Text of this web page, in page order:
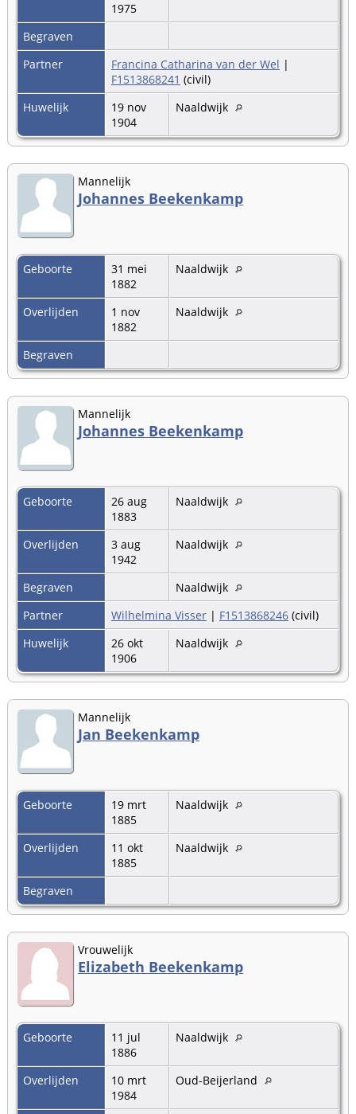
1975
Begraven
Partner
Francina Catharina van der Wel |
F1513868241 (civil)
Huwelijk
19 nov
1904
Naaldwijk
Mannelijk
Johannes Beekenkamp
Geboorte
31 mei
1882
Naaldwijk
Overlijden
1 nov
1882
Naaldwijk
Begraven
Mannelijk
Johannes Beekenkamp
Geboorte
26 aug
1883
Naaldwijk
Overlijden
3 aug
1942
Naaldwijk
Begraven
Naaldwijk
Partner
Wilhelmina Visser | F1513868246 (civil)
Huwelijk
26 okt
1906
Naaldwijk
Mannelijk
Jan Beekenkamp
Geboorte
19 mrt
1885
Naaldwijk
Overlijden
11 okt
1885
Naaldwijk
Begraven
Vrouwelijk
Elizabeth Beekenkamp
Geboorte
11 jul
1886
Naaldwijk
Overlijden
10 mrt
1984
Oud-Beijerland